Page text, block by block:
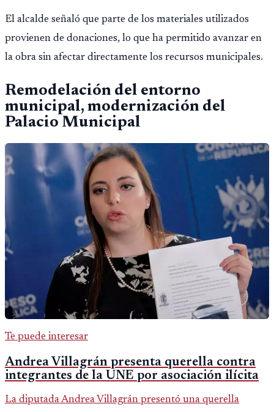
El alcalde señaló que parte de los materiales utilizados
provienen de donaciones, lo que ha permitido avanzar en
la obra sin afectar directamente los recursos municipales.
Remodelación del entorno
municipal, modernización del
Palacio Municipal
Te puede interesar
Andrea Villagrán presenta querella contra
integrantes de la UNE por asociación ilícita
La diputada Andrea Villagrán presentó una querella